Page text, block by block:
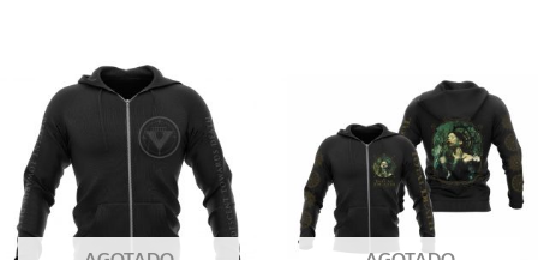
de
precios:
desde
$750
hasta
$800
precios:
desde
$750
hasta
$800